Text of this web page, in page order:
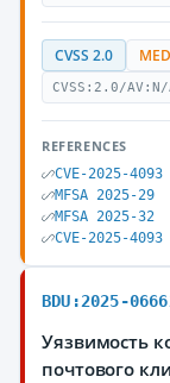
CVSS 2.0
CVSS:2.0/
REFERENCES
CVE-2025-4093
MFSA 2025-29
MFSA 2025-32
CVE-2025-4093
BDU:2025-
Уязвимость
почтового